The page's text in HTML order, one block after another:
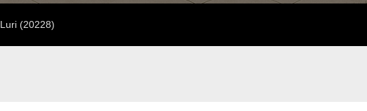
Luri (20228)